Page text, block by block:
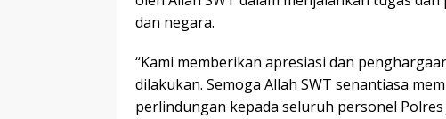
dan negara.
“Kami memberikan apresiasi dan
dilakukan. Semoga Allah SWT senantiasa
perlindungan kepada seluruh personel